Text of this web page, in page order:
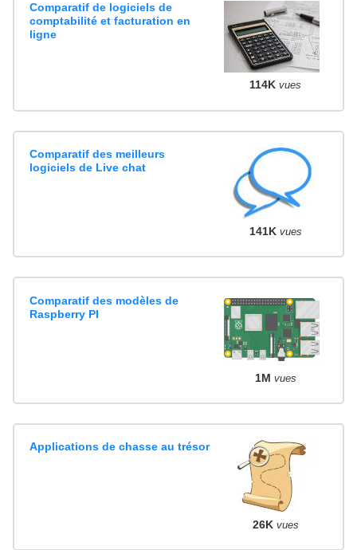
Comparatif de logiciels de
comptabilité et facturation en
ligne
114K vues
Comparatif des meilleurs
logiciels de Live chat
141K vues
Comparatif des modèles de
Raspberry PI
1M vues
Applications de chasse au trésor
26K vues